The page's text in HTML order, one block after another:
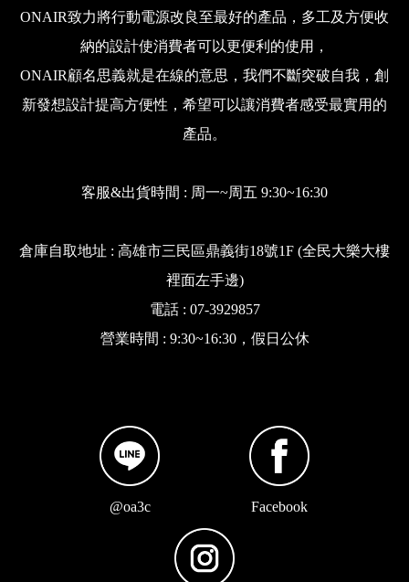
ONAIR致力將行動電源改良至最好的產品，多工及方便收
納的設計使消費者可以更便利的使用，
ONAIR顧名思義就是在線的意思，我們不斷突破自我，創
新發想設計提高方便性，希望可以讓消費者感受最實用的
產品。
客服&出貨時間 : 周一~周五 9:30~16:30
倉庫自取地址 : 高雄市三民區鼎義街18號1F (全民大樂大樓
裡面左手邊)
電話 : 07-3929857
營業時間 : 9:30~16:30，假日公休
@oa3c Facebook